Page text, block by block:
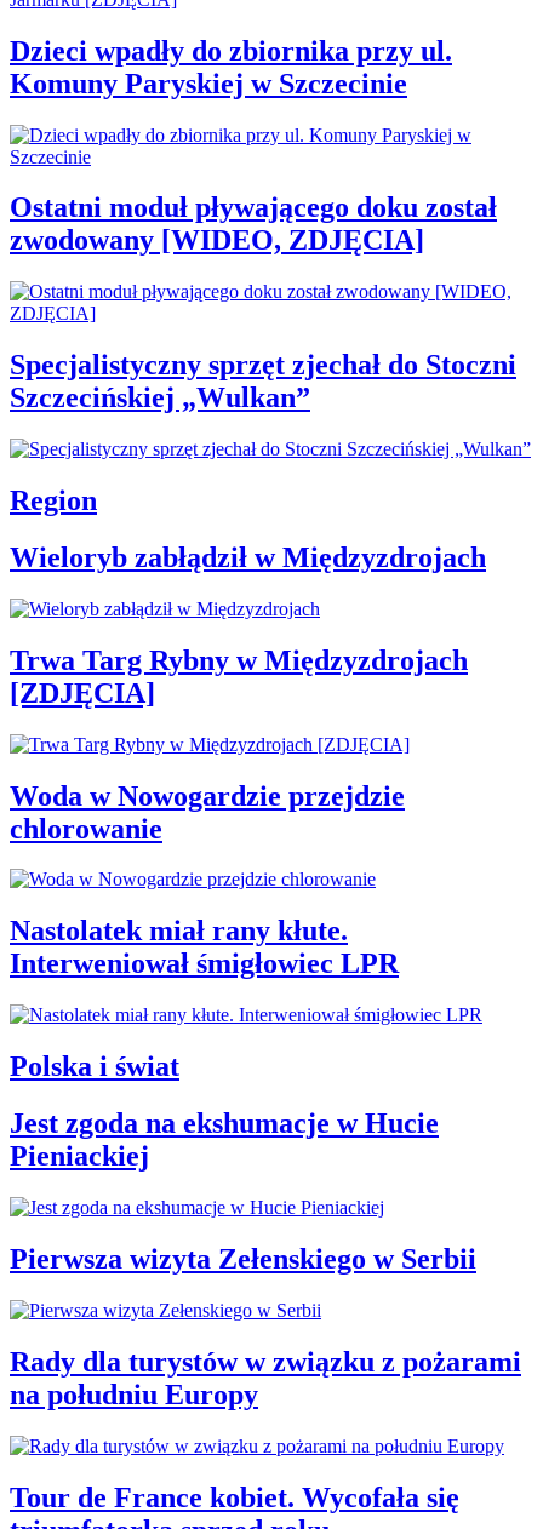
Dzieci wpadły do zbiornika przy ul.
Komuny Paryskiej w Szczecinie
Ostatni moduł pływającego doku został
zwodowany [WIDEO, ZDJĘCIA]
Specjalistyczny sprzęt zjechał do Stoczni
Szczecińskiej „Wulkan”
Region
Wieloryb zabłądził w Międzyzdrojach
Trwa Targ Rybny w Międzyzdrojach
[ZDJĘCIA]
Woda w Nowogardzie przejdzie
chlorowanie
Nastolatek miał rany kłute.
Interweniował śmigłowiec LPR
Polska i świat
Jest zgoda na ekshumacje w Hucie
Pieniackiej
Pierwsza wizyta Zełenskiego w Serbii
Rady dla turystów w związku z pożarami
na południu Europy
Tour de France kobiet. Wycofała się